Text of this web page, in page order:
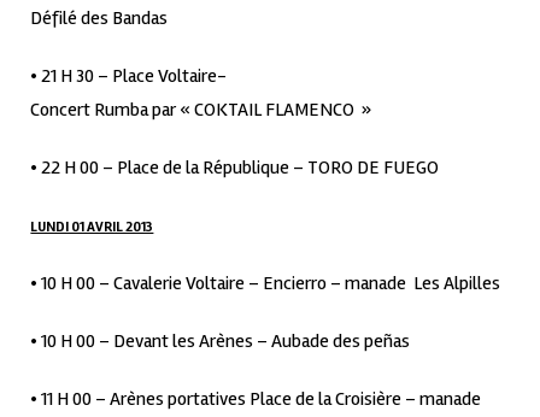
Défilé des Bandas
• 21 H 30 – Place Voltaire-
Concert Rumba par « COKTAIL FLAMENCO »
• 22 H 00 – Place de la République – TORO DE FUEGO
LUNDI 01 AVRIL 2013
• 10 H 00 – Cavalerie Voltaire – Encierro – manade Les Alpilles
• 10 H 00 – Devant les Arènes – Aubade des peñas
• 11 H 00 – Arènes portatives Place de la Croisière – manade